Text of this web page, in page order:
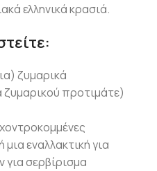
ελληνικά κρασιά.
ζυμαρικά
προτιμάτε)
μια εναλλακτική για
σερβίρισμα